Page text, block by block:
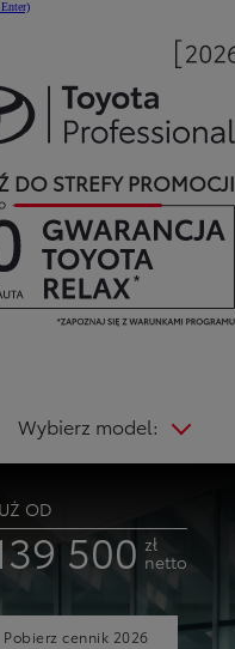
DO STREFY PROMOCJI
Wybierz model:
OD
500 zł
netto
Pobierz cennik 2026